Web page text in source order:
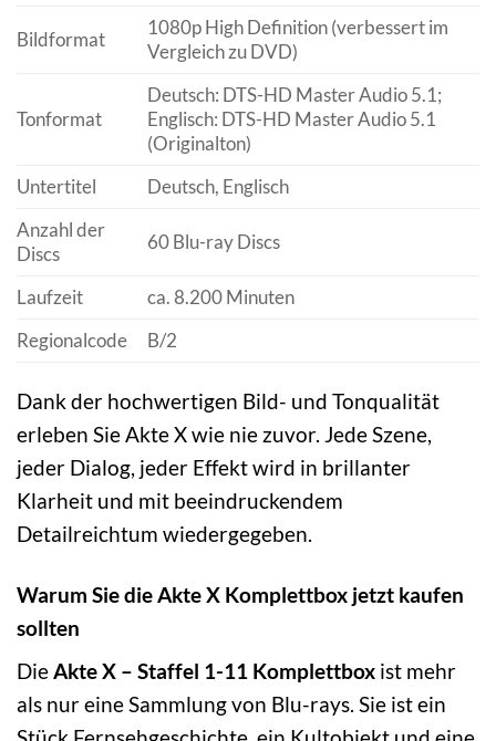
Bildformat
1080p High Definition (verbessert im
Vergleich zu DVD)
Tonformat
Deutsch: DTS-HD Master Audio 5.1;
Englisch: DTS-HD Master Audio 5.1
(Originalton)
Untertitel
Deutsch, Englisch
Anzahl der
Discs
60 Blu-ray Discs
Laufzeit
ca. 8.200 Minuten
Regionalcode
B/2
Dank der hochwertigen Bild- und Tonqualität
erleben Sie Akte X wie nie zuvor. Jede Szene,
jeder Dialog, jeder Effekt wird in brillanter
Klarheit und mit beeindruckendem
Detailreichtum wiedergegeben.
Warum Sie die Akte X Komplettbox jetzt kaufen
sollten
DieAkte X – Staffel 1-11 Komplettbox ist mehr
als nur eine Sammlung von Blu-rays. Sie ist ein